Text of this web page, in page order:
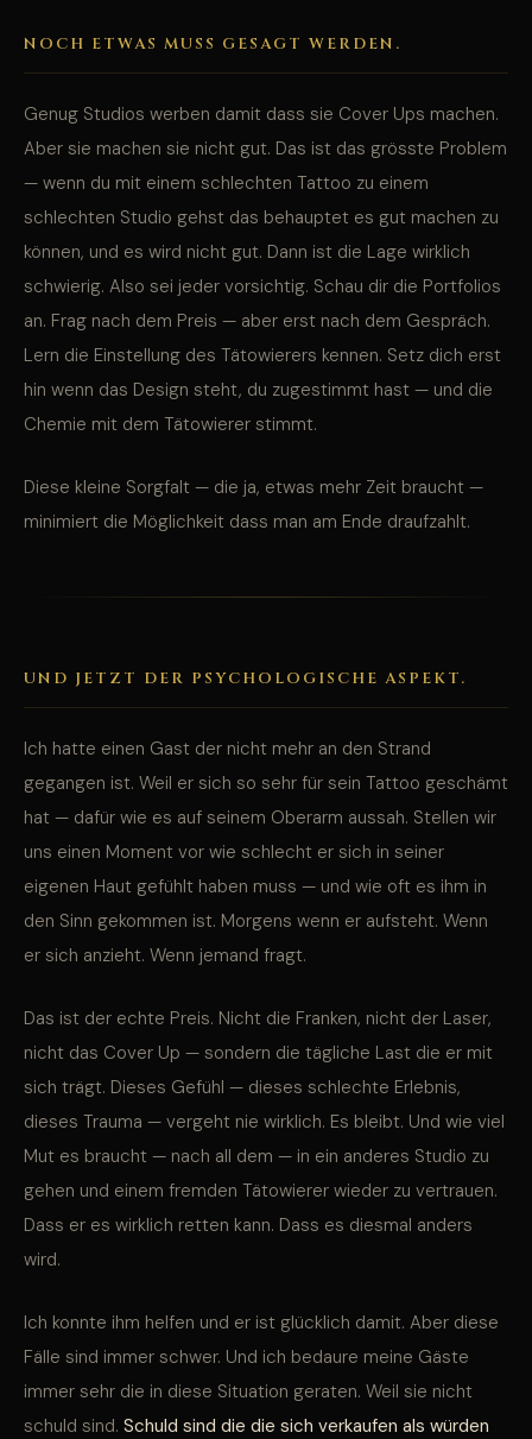
NOCH ETWAS MUSS GESAGT WERDEN.
Genug Studios werben damit dass sie Cover Ups machen.
Aber sie machen sie nicht gut. Das ist das grösste Problem
— wenn du mit einem schlechten Tattoo zu einem
schlechten Studio gehst das behauptet es gut machen zu
können, und es wird nicht gut. Dann ist die Lage wirklich
schwierig. Also sei jeder vorsichtig. Schau dir die Portfolios
an. Frag nach dem Preis — aber erst nach dem Gespräch.
Lern die Einstellung des Tätowierers kennen. Setz dich erst
hin wenn das Design steht, du zugestimmt hast — und die
Chemie mit dem Tätowierer stimmt.
Diese kleine Sorgfalt — die ja, etwas mehr Zeit braucht —
minimiert die Möglichkeit dass man am Ende draufzahlt.
UND JETZT DER PSYCHOLOGISCHE ASPEKT.
Ich hatte einen Gast der nicht mehr an den Strand
gegangen ist. Weil er sich so sehr für sein Tattoo geschämt
hat — dafür wie es auf seinem Oberarm aussah. Stellen wir
uns einen Moment vor wie schlecht er sich in seiner
eigenen Haut gefühlt haben muss — und wie oft es ihm in
den Sinn gekommen ist. Morgens wenn er aufsteht. Wenn
er sich anzieht. Wenn jemand fragt.
Das ist der echte Preis. Nicht die Franken, nicht der Laser,
nicht das Cover Up — sondern die tägliche Last die er mit
sich trägt. Dieses Gefühl — dieses schlechte Erlebnis,
dieses Trauma — vergeht nie wirklich. Es bleibt. Und wie viel
Mut es braucht — nach all dem — in ein anderes Studio zu
gehen und einem fremden Tätowierer wieder zu vertrauen.
Dass er es wirklich retten kann. Dass es diesmal anders
wird.
Ich konnte ihm helfen und er ist glücklich damit. Aber diese
Fälle sind immer schwer. Und ich bedaure meine Gäste
immer sehr die in diese Situation geraten. Weil sie nicht
schuld sind. Schuld sind die die sich verkaufen als würden